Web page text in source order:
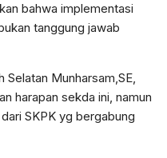
bahwa implementasi
tanggung jawab
Munharsam,SE,
harapan sekda ini, namun
SKPK yg bergabung